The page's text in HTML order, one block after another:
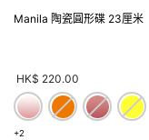
Manila 陶瓷圓形碟 23厘米
HK$ 220.00
+2